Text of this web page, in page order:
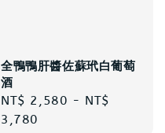
全鴨鴨肝醬佐蘇玳白葡萄
酒
Regular
price
NT$ 2,580 - NT$
3,780